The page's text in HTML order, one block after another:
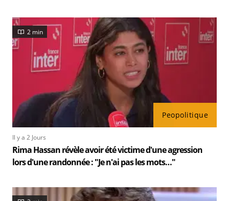
Peopolitique
2 min
Il y a 2 Jours
Rima Hassan révèle avoir été victime d'une agression
lors d'une randonnée : "Je n'ai pas les mots…"